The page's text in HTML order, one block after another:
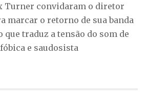
Turner convidaram o diretor
marcar o retorno de sua banda
que traduz a tensão do som de
e saudosista